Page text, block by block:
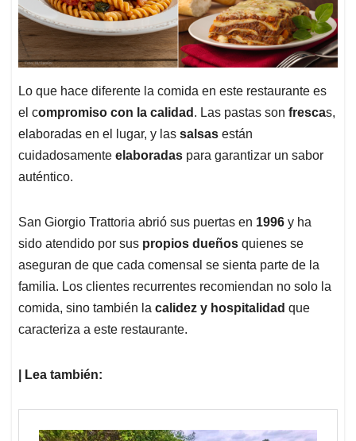
Lo que hace diferente la comida en este restaurante es
el compromiso con la calidad . Las pastas son frescas,
elaboradas en el lugar, y las salsas están
cuidadosamente elaboradas para garantizar un sabor
auténtico.
San Giorgio Trattoria abrió sus puertas en 1996 y ha
sido atendido por sus propios dueños quienes se
aseguran de que cada comensal se sienta parte de la
familia. Los clientes recurrentes recomiendan no solo la
comida, sino también la calidez y hospitalidad que
caracteriza a este restaurante.
| Lea también: